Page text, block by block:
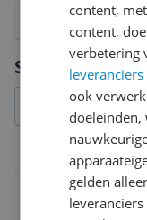
Specificaties
3
2
content,
content,
verbetering
ook
doeleinden,
gelden